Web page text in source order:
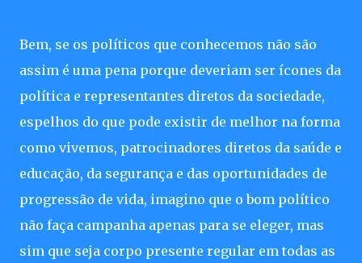
Bem, se os políticos que conhecemos não são
assim é uma pena porque deveriam ser ícones da
política e representantes diretos da sociedade,
espelhos do que pode existir de melhor na forma
como vivemos, patrocinadores diretos da saúde e
educação, da segurança e das oportunidades de
progressão de vida, imagino que o bom político
não faça campanha apenas para se eleger, mas
sim que seja corpo presente regular em todas as